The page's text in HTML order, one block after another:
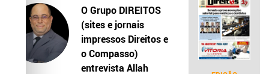
O Grupo DIREITOS
(sites e jornais
impressos Direitos e
o Compasso)
entrevista Allah